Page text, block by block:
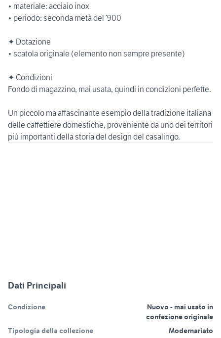
• materiale: acciaio inox
• periodo: seconda metà del ’900
✦ Dotazione
• scatola originale (elemento non sempre presente)
✦ Condizioni
Fondo di magazzino, mai usata, quindi in condizioni perfette.
Un piccolo ma affascinante esempio della tradizione italiana
delle caffettiere domestiche, proveniente da uno dei territori
più importanti della storia del design del casalingo.
Dati Principali
Condizione
Nuovo - mai usato in
confezione originale
Tipologia della collezione
Modernariato